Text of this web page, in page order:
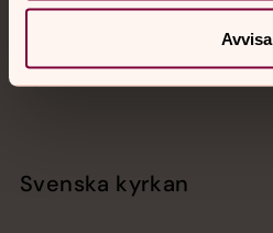
Avvisa
Telefon 112
Svenska kyrkan